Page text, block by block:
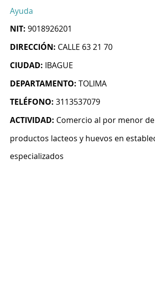
Ayuda
NIT: 9018926201
DIRECCIÓN: CALLE 63 21 70
CIUDAD: IBAGUE
DEPARTAMENTO: TOLIMA
TELÉFONO: 3113537079
ACTIVIDAD: Comercio al por menor
productos lacteos y huevos en
especializados